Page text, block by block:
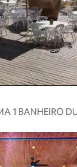
1 BANHEIRO